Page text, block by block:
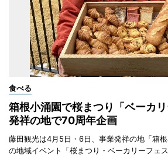
食べる
箱根小涌園で桜まつり「ベーカ
発祥の地で70周年企画
藤田観光は4月5日・6日、事業発祥の地「箱
の地域イベント「桜まつり・ベーカリーフェス